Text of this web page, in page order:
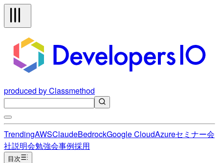
produced by Classmethod
TrendingAWSClaudeBedrockGoogle CloudAzureセミナー会
社説明会勉強会事例採用
目次